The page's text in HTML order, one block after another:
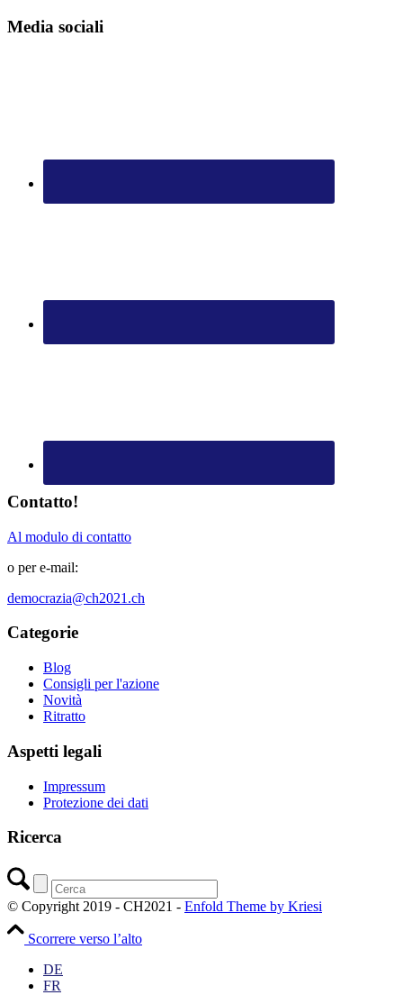
Media sociali
Contatto!
Al modulo di contatto
o per e-mail:
democrazia@ch2021.ch
Categorie
Blog
Consigli per l'azione
Novità
Ritratto
Aspetti legali
Impressum
Protezione dei dati
Ricerca
© Copyright 2019 - CH2021 - Enfold Theme by Kriesi
Scorrere verso l’alto
DE
FR